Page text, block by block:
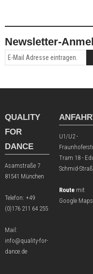
Newsletter-
QUALITY
FOR
DANCE
Asamstraße 7
81541 München
Telefon: +49
(0)176 211 64 255
Mail:
info@quality-for-
dance.de
U1/U2 -
Tram 18 -
Schmid-
Route mit
Google Maps